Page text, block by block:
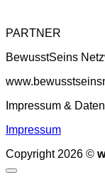
PARTNER
BewusstSeins
Impressum &
Impressum
Copyright 2026 ©